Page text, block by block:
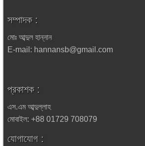
সম্পাদক :
মোঃ আব্দুল হান্নান
E-mail: hannansb@gmail.com
প্রকাশক :
এস.এম আব্দুল্লাহ
মোবাইল: +88 01729 708079
যোগাযোগ :